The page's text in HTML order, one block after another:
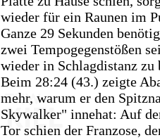
wieder für ein Raunen im
Ganze 29 Sekunden
zwei Tempogegenstößen
wieder in Schlagdistanz zu
Beim 28:24 (43.) zeigte
mehr, warum er den
Skywalker" innehat: Auf
Tor schien der Franzose,